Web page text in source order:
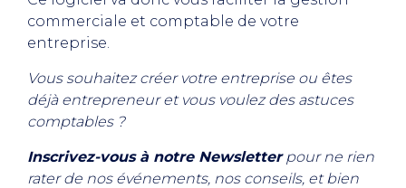
commerciale et comptable de votre
entreprise.
Vous souhaitez créer votre entreprise ou êtes
déjà entrepreneur et vous voulez des astuces
comptables ?
Inscrivez-vous à notre Newsletterpour ne rien
rater de nos événements, nos conseils, et bien